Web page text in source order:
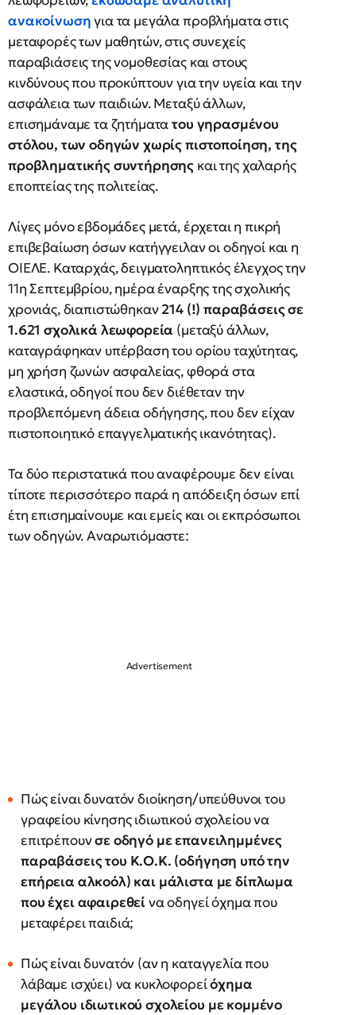
ανακοίνωσηγια τα μεγάλα προβλήματα στις
μεταφορές των μαθητών, στις συνεχείς
παραβιάσεις της νομοθεσίας και στους
κινδύνους που προκύπτουν για την υγεία και την
ασφάλεια των παιδιών. Μεταξύ άλλων,
επισημάναμε τα ζητήματατου γηρασμένου
στόλου, των οδηγών χωρίς πιστοποίηση, της
προβληματικής συντήρησης και της χαλαρής
εποπτείας της πολιτείας.
Λίγες μόνο εβδομάδες μετά, έρχεται η πικρή
επιβεβαίωση όσων κατήγγειλαν οι οδηγοί και η
ΟΙΕΛΕ. Καταρχάς, δειγματοληπτικός έλεγχος την
11η Σεπτεμβρίου, ημέρα έναρξης της σχολικής
χρονιάς, διαπιστώθηκαν214 (!) παραβάσεις σε
1.621 σχολικά λεωφορεία (μεταξύ άλλων,
καταγράφηκαν υπέρβαση του ορίου ταχύτητας,
μη χρήση ζωνών ασφαλείας, φθορά στα
ελαστικά, οδηγοί που δεν διέθεταν την
προβλεπόμενη άδεια οδήγησης, που δεν είχαν
πιστοποιητικό επαγγελματικής ικανότητας).
Τα δύο περιστατικά που αναφέρουμε δεν είναι
τίποτε περισσότερο παρά η απόδειξη όσων επί
έτη επισημαίνουμε και εμείς και οι εκπρόσωποι
των οδηγών. Αναρωτιόμαστε:
Πώς είναι δυνατόν διοίκηση/υπεύθυνοι του
γραφείου κίνησης ιδιωτικού σχολείου να
επιτρέπουνσε οδηγό με επανειλημμένες
παραβάσεις του Κ.Ο.Κ. (οδήγηση υπό την
επήρεια αλκοόλ) και μάλιστα με δίπλωμα
που έχει αφαιρεθείνα οδηγεί όχημα που
μεταφέρει παιδιά;
Πώς είναι δυνατόν (αν η καταγγελία που
λάβαμε ισχύει) να κυκλοφορείόχημα
μεγάλου ιδιωτικού σχολείου με κομμένο